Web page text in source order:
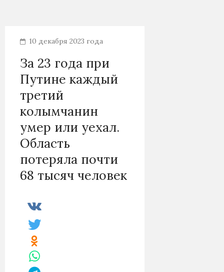
10 декабря 2023 года
За 23 года при
Путине каждый
третий
колымчанин
умер или уехал.
Область
потеряла почти
68 тысяч человек